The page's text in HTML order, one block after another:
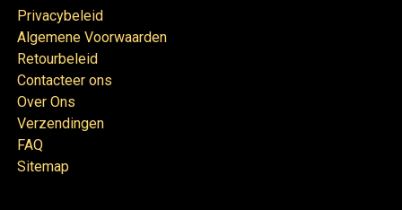
Privacybeleid
Algemene Voorwaarden
Retourbeleid
Contacteer ons
Over Ons
Verzendingen
FAQ
Sitemap